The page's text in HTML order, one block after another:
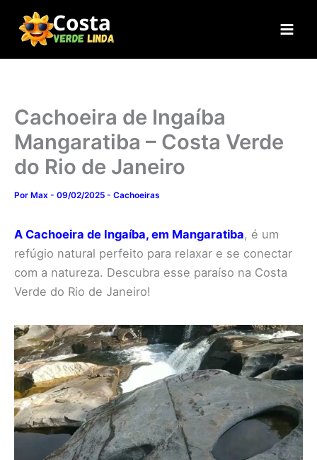
para
Cachoeira de Ingaíba
Mangaratiba – Costa Verde
do Rio de Janeiro
Por Max - 09/02/2025 - Cachoeiras
A Cachoeira de Ingaíba, em Mangaratiba, é um
refúgio natural perfeito para relaxar e se conectar
com a natureza. Descubra esse paraíso na Costa
Verde do Rio de Janeiro!